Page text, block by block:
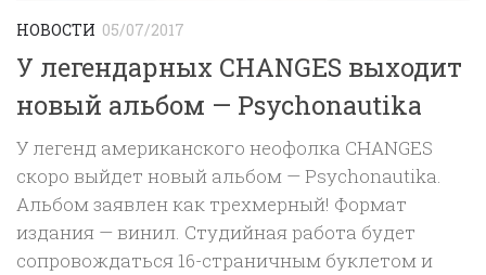
НОВОСТИ 05/07/2017
У легендарных CHANGES выходит
новый альбом — Psychonautika
У легенд американского неофолка CHANGES
скоро выйдет новый альбом — Psychonautika.
Альбом заявлен как трехмерный! Формат
издания — винил. Студийная работа будет
сопровождаться 16-страничным буклетом и